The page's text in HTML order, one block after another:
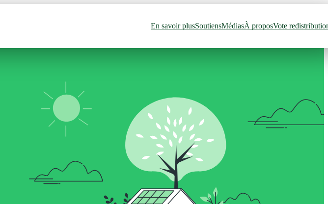
En savoir plusSoutiensMédiasÀ proposVote